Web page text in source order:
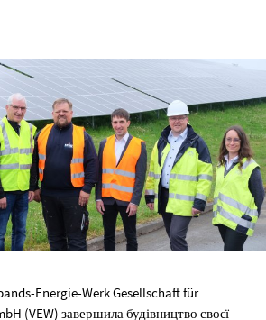
Energie-Werk Gesellschaft für
(VEW) завершила будівництво своєї